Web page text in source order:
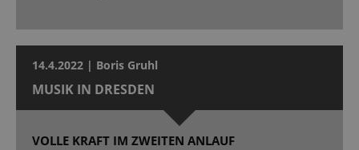
14.4.2022 | Boris Gruhl
MUSIK IN DRESDEN
VOLLE KRAFT IM ZWEITEN ANLAUF